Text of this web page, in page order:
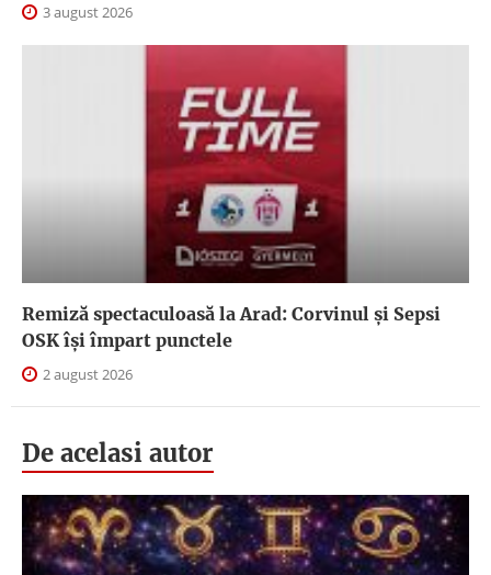
3 august 2026
Remiză spectaculoasă la Arad: Corvinul și Sepsi
OSK îşi împart punctele
2 august 2026
De acelasi autor